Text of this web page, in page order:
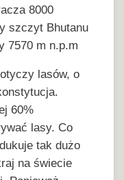
8000
szczyt Bhutanu
7570 m n.p.m
lasów, o
60%
lasy. Co
tak dużo
na świecie